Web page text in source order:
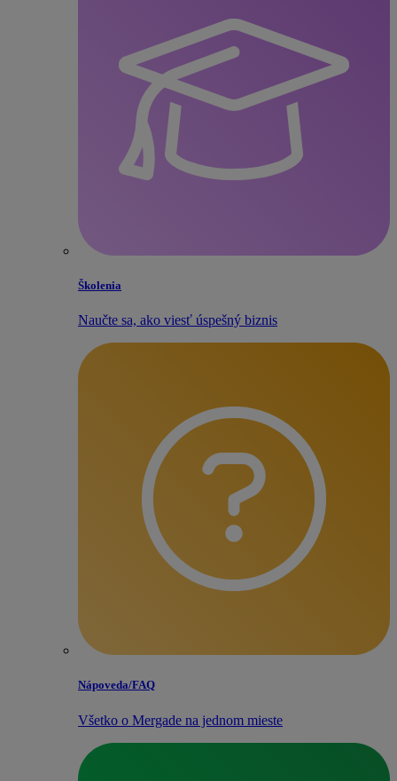
Školenia
Naučte sa, ako viesť úspešný biznis
Nápoveda/​FAQ
Všetko o Mergade na jednom mieste